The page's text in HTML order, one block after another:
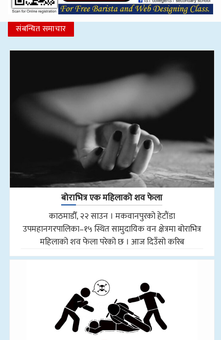
संबन्धित समाचार
बोराभित्र एक महिलाको शव फेला
काठमाडौँ, २२ साउन । मकवानपुरको हेटौंडा
उपमहानगरपालिका–१५ स्थित सामुदायिक वन क्षेत्रमा बोराभित्र
महिलाको शव फेला परेको छ । आज दिउँसो करिब